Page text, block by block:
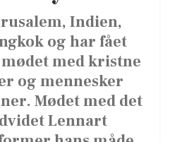
Indien,
og har fået
med kristne
og mennesker
Mødet med det
Lennart